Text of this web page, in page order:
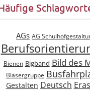
AGs AG
Bienen Bigband Bild des
Bläsergruppe
Gestalten Deutsch